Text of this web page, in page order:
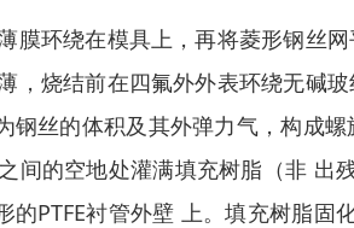
膜环绕在模具上，再将菱形钢丝
，烧结前在四氟外外表环绕无碱
钢丝的体积及其外弹力气，构成
间的空地处灌满填充树脂（非
的PTFE衬管外壁 上。填充树脂